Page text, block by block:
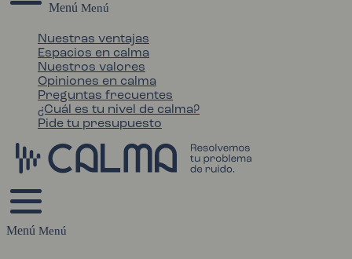
Menú
Nuestras ventajas
Espacios en calma
Nuestros valores
Opiniones en calma
Preguntas frecuentes
¿Cuál es tu nivel de calma?
Pide tu presupuesto
Menú